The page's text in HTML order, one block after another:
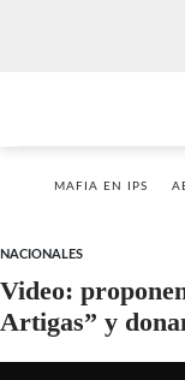
MAFIA EN IPS
NACIONALES
Video:
Artigas” y